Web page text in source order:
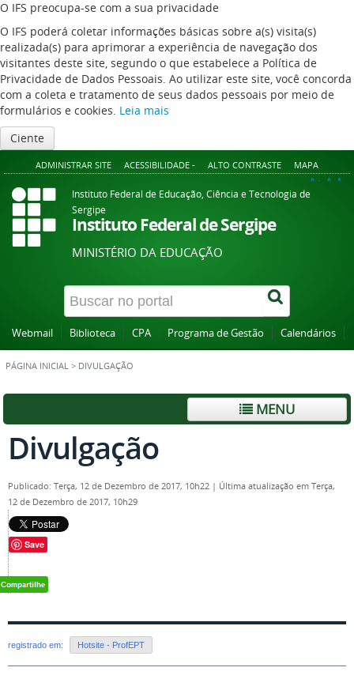
O IFS preocupa-se com a sua privacidade
O IFS poderá coletar informações básicas sobre a(s) visita(s)
realizada(s) para aprimorar a experiência de navegação dos
visitantes deste site, segundo o que estabelece a Política de
Privacidade de Dados Pessoais. Ao utilizar este site, você concorda
com a coleta e tratamento de seus dados pessoais por meio de
formulários e cookies. Leia mais
Ciente
ADMINISTRAR SITE ACESSIBILIDADE - ALTO CONTRASTE MAPA
A+ A A-
Instituto Federal de Educação, Ciência e Tecnologia de
Sergipe
Instituto Federal de Sergipe
MINISTÉRIO DA EDUCAÇÃO
Webmail Biblioteca CPA Programa de Gestão Calendários
PÁGINA INICIAL > DIVULGAÇÃO
MENU
Divulgação
Publicado: Terça, 12 de Dezembro de 2017, 10h22 | Última atualização em Terça,
12 de Dezembro de 2017, 10h29
Save
registrado em: Hotsite - ProfEPT